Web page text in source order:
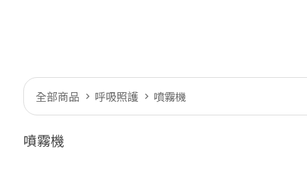
全部商品 呼吸照護 噴霧機
噴霧機